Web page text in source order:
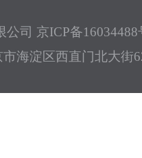
公司 京ICP备16034488
海淀区西直门北大街